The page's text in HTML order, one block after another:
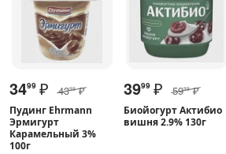
3499 ₽ 4399 ₽
Пудинг Ehrmann
Эрмигурт
Карамельный 3%
100г
3999 ₽ 5999 ₽
Биойогурт Актибио
вишня 2.9% 130г